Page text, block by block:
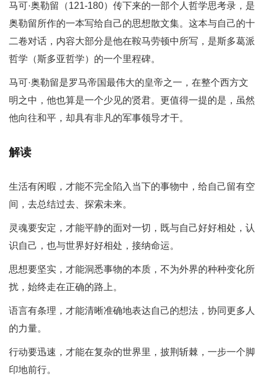
马可·奥勒留（121-180）传下来的一部个人哲学思考录，是
奥勒留所作的一本写给自己的思想散文集。这本与自己的十
二卷对话，内容大部分是他在鞍马劳顿中所写，是斯多葛派
哲学（斯多亚哲学）的一个里程碑。
马可·奥勒留是罗马帝国最伟大的皇帝之一，在整个西方文
明之中，他也算是一个少见的贤君。更值得一提的是，虽然
他向往和平，却具有非凡的军事领导才干。
解读
生活有闲暇，才能不完全陷入当下的事物中，给自己留有空
间，去总结过去、探索未来。
灵魂要安定，才能平静的面对一切，既与自己好好相处，认
识自己，也与世界好好相处，接纳命运。
思想要坚实，才能洞悉事物的本质，不为外界的种种变化所
扰，始终走在正确的路上。
语言有条理，才能清晰准确地表达自己的想法，协同更多人
的力量。
行动要迅速，才能在复杂的世界里，披荆斩棘，一步一个脚
印地前行。